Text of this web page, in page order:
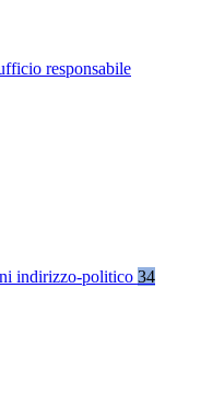
responsabile
indirizzo-politico 34